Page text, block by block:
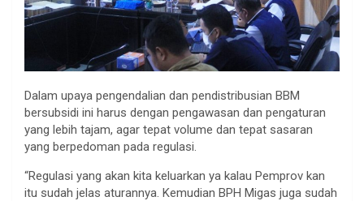
Dalam upaya pengendalian dan pendistribusian BBM
bersubsidi ini harus dengan pengawasan dan pengaturan
yang lebih tajam, agar tepat volume dan tepat sasaran
yang berpedoman pada regulasi.
“Regulasi yang akan kita keluarkan ya kalau Pemprov kan
itu sudah jelas aturannya. Kemudian BPH Migas juga sudah